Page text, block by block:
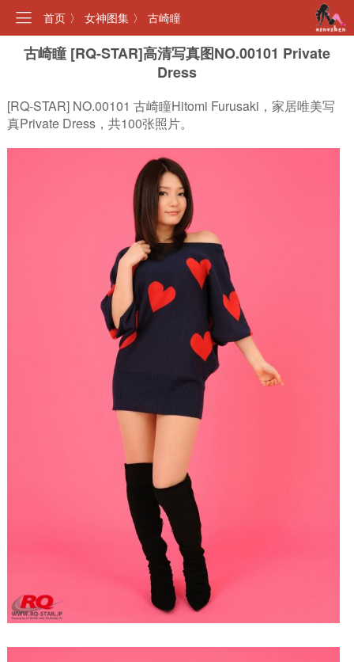
首页 〉 女神图集 〉 古崎瞳
古崎瞳 [RQ-STAR]高清写真图NO.00101 Private
Dress
[RQ-STAR] NO.00101 古崎瞳Hitomi Furusaki，家居唯美写
真Private Dress，共100张照片。